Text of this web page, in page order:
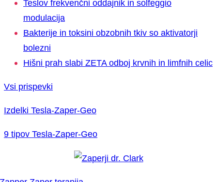
Teslov frekvenčni oddajnik in solfeggio
modulacija
Bakterije in toksini obzobnih tkiv so aktivatorji
bolezni
Hišni prah slabi ZETA odboj krvnih in limfnih celic
Vsi prispevki
Izdelki Tesla-Zaper-Geo
9 tipov Tesla-Zaper-Geo